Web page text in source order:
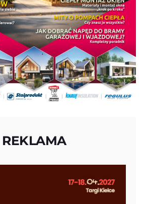
REKLAMA